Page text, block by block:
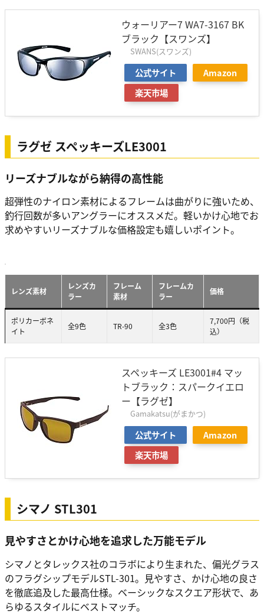
ウォーリアー7 WA7-3167 BK
ブラック【スワンズ】
SWANS(スワンズ)
公式サイト
Amazon
楽天市場
ラグゼ スペッキーズLE3001
リーズナブルながら納得の高性能
超弾性のナイロン素材によるフレームは曲がりに強いため、
釣行回数が多いアングラーにオススメだ。軽いかけ心地でお
求めやすいリーズナブルな価格設定も嬉しいポイント。
レンズ素材
レンズカ
ラー
フレーム
素材
フレームカ
ラー
価格
ポリカーボネ
イト
全9色 TR-90 全3色
7,700円（税
込）
スペッキーズ LE3001#4 マッ
トブラック：スパークイエロ
ー【ラグゼ】
Gamakatsu(がまかつ)
公式サイト
Amazon
楽天市場
シマノ STL301
見やすさとかけ心地を追求した万能モデル
シマノとタレックス社のコラボにより生まれた、偏光グラス
のフラグシップモデルSTL-301。見やすさ、かけ心地の良さ
を徹底追及した最高仕様。ベーシックなスクエア形状で、あ
らゆるスタイルにベストマッチ。